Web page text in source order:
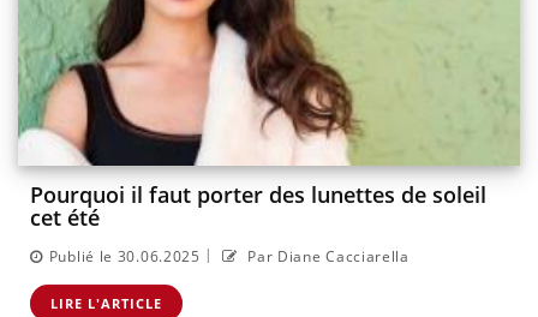
Pourquoi il faut porter des lunettes de soleil
cet été
Publié le 30.06.2025 | Par Diane Cacciarella
LIRE L'ARTICLE